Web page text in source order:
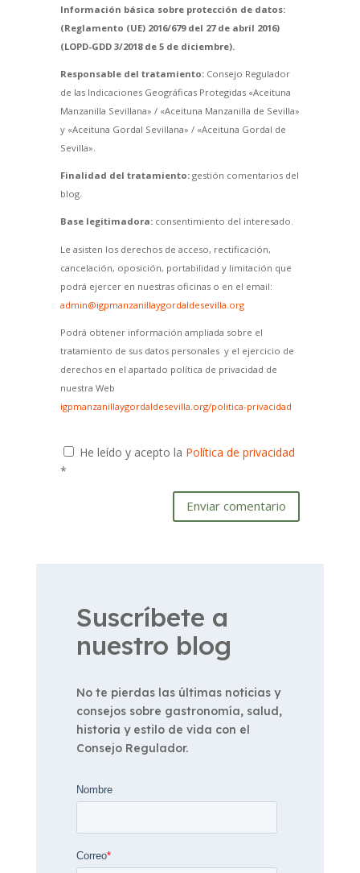
Información básica sobre protección de datos:
(Reglamento (UE) 2016/679 del 27 de abril 2016)
(LOPD-GDD 3/2018 de 5 de diciembre).
Responsable del tratamiento:Consejo Regulador
de las Indicaciones Geográficas Protegidas «Aceituna
Manzanilla Sevillana» / «Aceituna Manzanilla de Sevilla»
y «Aceituna Gordal Sevillana» / «Aceituna Gordal de
Sevilla».
Finalidad del tratamiento:gestión comentarios del
blog.
Base legitimadora:consentimiento del interesado.
Le asisten los derechos de acceso, rectificación,
cancelación, oposición, portabilidad y limitación que
podrá ejercer en nuestras oficinas o en el email:
admin@igpmanzanillaygordaldesevilla.org
Podrá obtener información ampliada sobre el
tratamiento de sus datos personales y el ejercicio de
derechos en el apartado política de privacidad de
nuestra Web
igpmanzanillaygordaldesevilla.org/politica-privacidad
He leído y acepto la Política de privacidad
*
Enviar comentario
Suscríbete a
nuestro blog
No te pierdas las últimas noticias y
consejos sobre gastronomía, salud,
historia y estilo de vida con el
Consejo Regulador.